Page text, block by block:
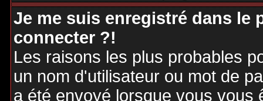
Je me suis enregistré dans le
connecter ?!
Les raisons les plus probables
un nom d'utilisateur ou mot de
a été envoyé lorsque vous vous